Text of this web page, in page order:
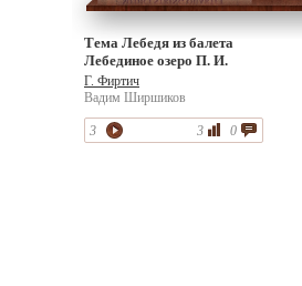
Тема Лебедя из балета
Лебединое озеро П. И.
Чайковского
Г. Фиртич
Вадим Ширшиков
3 0
3